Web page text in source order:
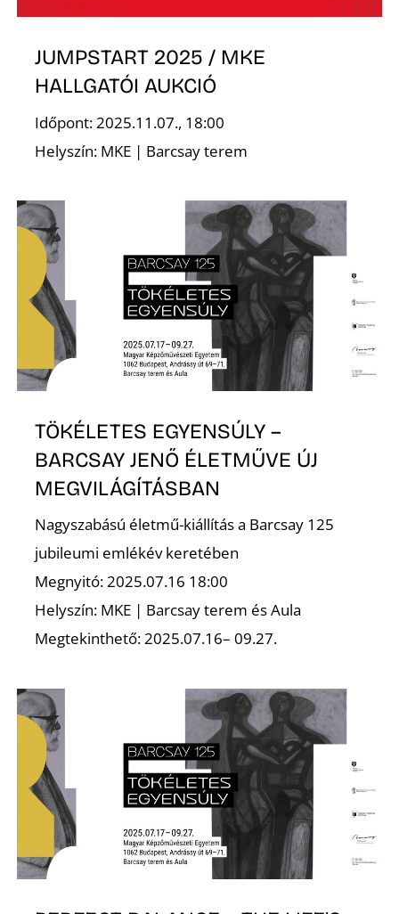
JUMPSTART 2025 / MKE
HALLGATÓI AUKCIÓ
Időpont: 2025.11.07., 18:00
Helyszín: MKE | Barcsay terem
TÖKÉLETES EGYENSÚLY –
BARCSAY JENŐ ÉLETMŰVE ÚJ
MEGVILÁGÍTÁSBAN
Nagyszabású életmű-kiállítás a Barcsay 125
jubileumi emlékév keretében
Megnyitó: 2025.07.16 18:00
Helyszín: MKE | Barcsay terem és Aula
Megtekinthető: 2025.07.16– 09.27.